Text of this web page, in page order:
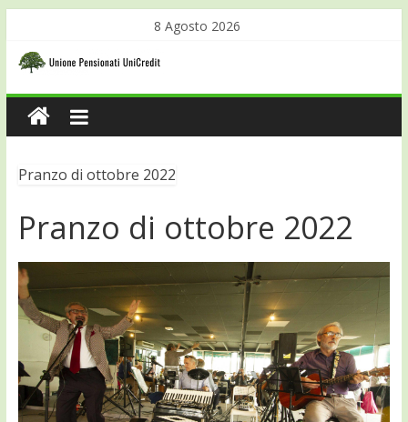
8 Agosto 2026
Pranzo di ottobre 2022
Pranzo di ottobre 2022